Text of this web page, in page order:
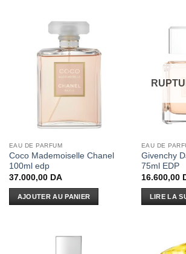
EAU DE PARFUM
Coco Mademoiselle Chanel
100ml edp
37.000,00 DA
AJOUTER AU PANIER
EAU DE
Givenchy
75ml EDP
16.600,00
LIRE LA